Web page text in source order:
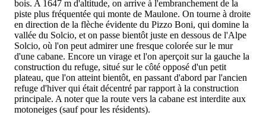
bois. A 1647 m d'altitude, on arrive à l'embranchement de la
piste plus fréquentée qui monte de Maulone. On tourne à droite
en direction de la flèche évidente du Pizzo Boni, qui domine la
vallée du Solcio, et on passe bientôt juste en dessous de l'Alpe
Solcio, où l'on peut admirer une fresque colorée sur le mur
d'une cabane. Encore un virage et l'on aperçoit sur la gauche la
construction du refuge, situé sur le côté opposé d'un petit
plateau, que l'on atteint bientôt, en passant d'abord par l'ancien
refuge d'hiver qui était décentré par rapport à la construction
principale. A noter que la route vers la cabane est interdite aux
motoneiges (sauf pour les résidents).